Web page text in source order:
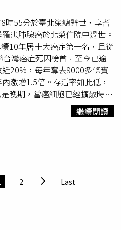
定。直至四年後，孫太太的肺
片發現腫瘤突變為T790M，立
繼續服用，於後續的追蹤檢查
度地獲得控制，且標靶藥物的
已穩定控制七年有餘。依病人
醫師強調，若為較晚期的肺
療計畫，以延長壽命且兼顧生
最重要的概念是先求不傷身，
於控制肺癌，並與之共存，盡
體過大的副作用，用控制的概
時55分於臺北榮總辭世，享耆
患肺腺癌於北榮住院中過世。
10年居十大癌症第一名，且從
灣癌症死因榜首，至今已逾
20%，每年奪去9000多條寶
激增1.5倍。存活率如此低，
晚期，當癌細胞已經擴散時，
發生的部位不同，有些肺癌並
引起症狀才被發現，因此當患
過去常聽到的化療，及近幾年
，大多用於晚期及末期的病
繼續閱讀
2 Last